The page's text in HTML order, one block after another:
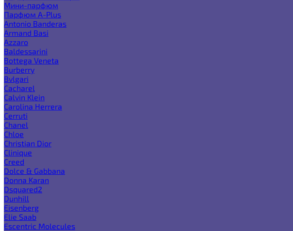
Мини-парфюм
Парфюм A-Plus
Antonio Banderas
Armand Basi
Azzaro
Baldessarini
Bottega Veneta
Burberry
Bvlgari
Cacharel
Calvin Klein
Carolina Herrera
Cerruti
Chanel
Chloe
Christian Dior
Clinique
Creed
Dolce & Gabbana
Donna Karan
Dsquared2
Dunhill
Eisenberg
Elie Saab
Escentric Molecules